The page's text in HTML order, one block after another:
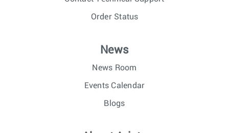
Order Status
News
News Room
Events Calendar
Blogs